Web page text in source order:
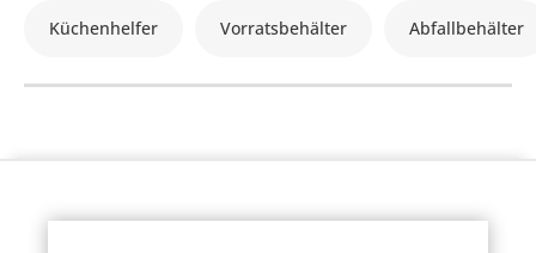
Küchenhelfer Vorratsbehälter Abfallbehälter